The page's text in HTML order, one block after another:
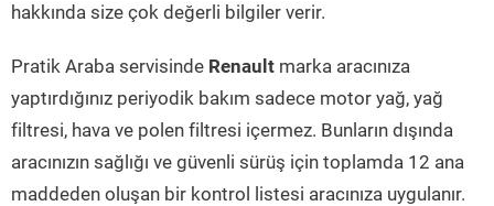
hakkında size çok değerli bilgiler verir.
Pratik Araba servisinde Renault marka aracınıza
yaptırdığınız periyodik bakım sadece motor yağ, yağ
filtresi, hava ve polen filtresi içermez. Bunların dışında
aracınızın sağlığı ve güvenli sürüş için toplamda 12 ana
maddeden oluşan bir kontrol listesi aracınıza uygulanır.